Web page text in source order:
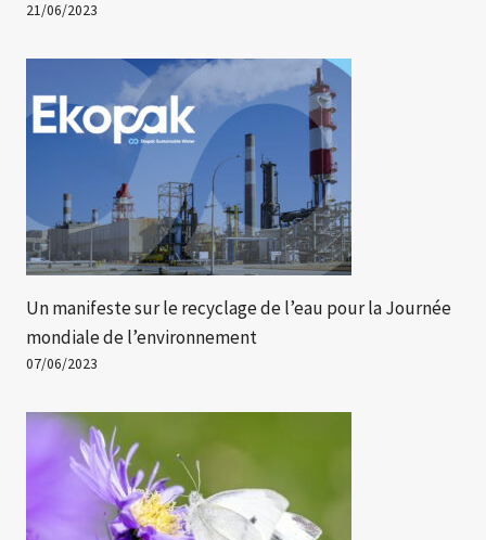
21/06/2023
Un manifeste sur le recyclage de l’eau pour la Journée
mondiale de l’environnement
07/06/2023